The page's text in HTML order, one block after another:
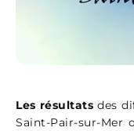
Les résultats des
Saint-Pair-sur-Mer